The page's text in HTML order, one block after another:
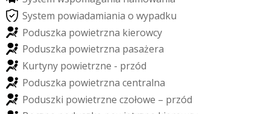
System powiadamiania o wypadku
Poduszka powietrzna kierowcy
Poduszka powietrzna pasażera
Kurtyny powietrzne - przód
Poduszka powietrzna centralna
Poduszki powietrzne czołowe – przód